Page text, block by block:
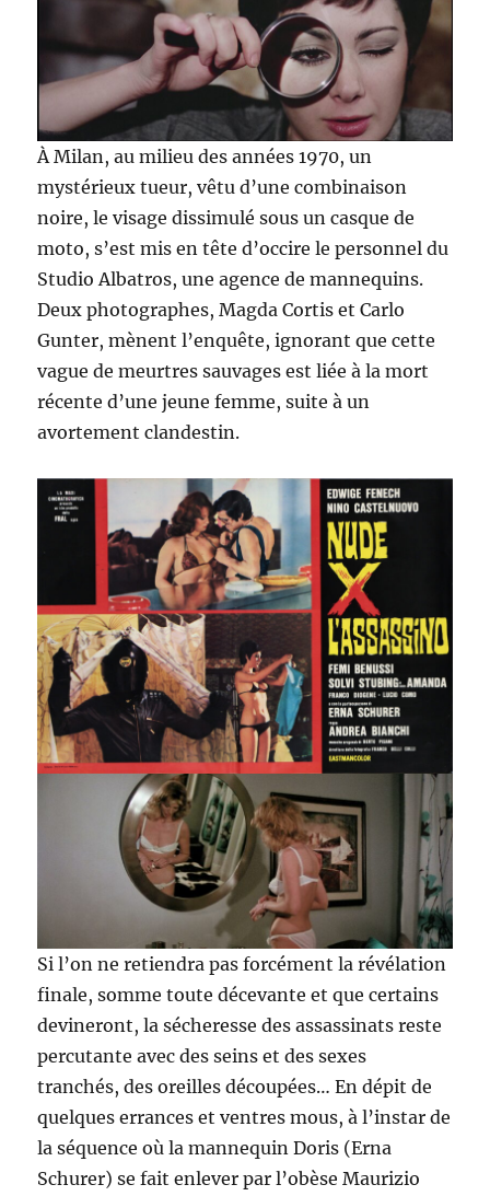
À Milan, au milieu des années 1970, un
mystérieux tueur, vêtu d’une combinaison
noire, le visage dissimulé sous un casque de
moto, s’est mis en tête d’occire le personnel du
Studio Albatros, une agence de mannequins.
Deux photographes, Magda Cortis et Carlo
Gunter, mènent l’enquête, ignorant que cette
vague de meurtres sauvages est liée à la mort
récente d’une jeune femme, suite à un
avortement clandestin.
Si l’on ne retiendra pas forcément la révélation
finale, somme toute décevante et que certains
devineront, la sécheresse des assassinats reste
percutante avec des seins et des sexes
tranchés, des oreilles découpées… En dépit de
quelques errances et ventres mous, à l’instar de
la séquence où la mannequin Doris (Erna
Schurer) se fait enlever par l’obèse Maurizio